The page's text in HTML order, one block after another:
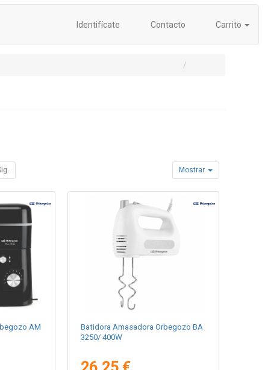
Identifícate Contacto Carrito
Mostrar
AM
Batidora Amasadora Orbegozo BA
3250/ 400W